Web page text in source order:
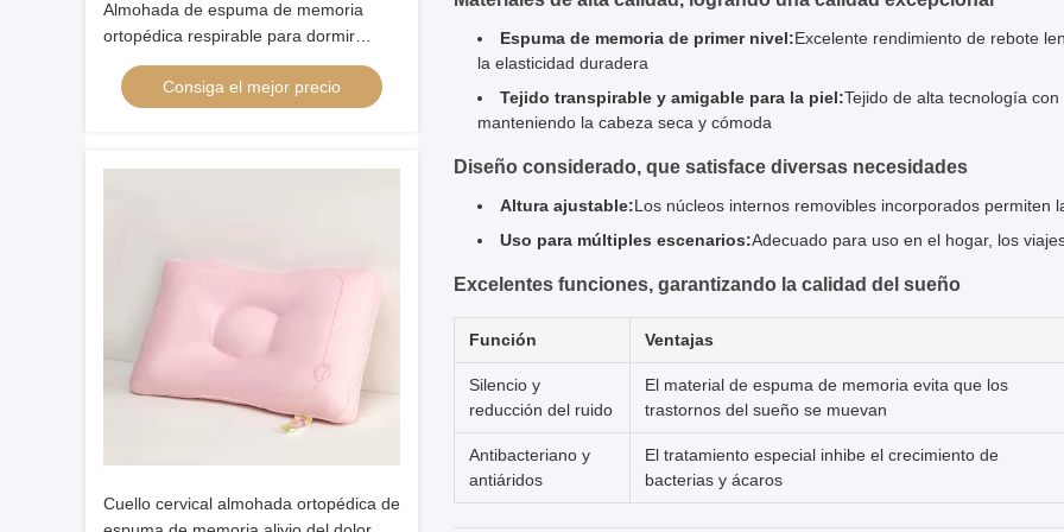
Almohada de espuma de memoria
ortopédica respirable para dormir
profundamente Almohada de mariposa
ortopédicaConsiga el mejor precio
Cuello cervical almohada ortopédica de
Espuma de memoria de primer nivel:Excelente rendimiento de rebote
la elasticidad duradera
Tejido transpirable y amigable para la piel:Tejido de alta tecnología
manteniendo la cabeza seca y cómoda
Diseño considerado, que satisface diversas necesidades
Altura ajustable:Los núcleos internos removibles incorporados permiten
Uso para múltiples escenarios:Adecuado para uso en el hogar, los
Excelentes funciones, garantizando la calidad del sueño
Función Ventajas
Silencio y
reducción del ruido
El material de espuma de memoria evita que los
trastornos del sueño se muevan
Antibacteriano y
antiáridos
El tratamiento especial inhibe el crecimiento de
bacterias y ácaros